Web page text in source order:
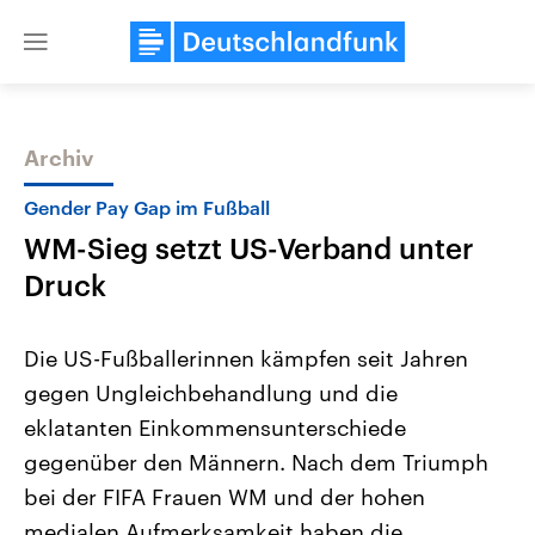
Close
Themen
Landtagswahl Sachsen-Anhalt
2026
Alle Informationen
Sachsen-Anhalt wählt am 6.
September 2026 einen neuen
Landtag. Seit 2021 wird das
Bundesland von einer Koalition aus
USA
Aktuelle Beiträge,
Hintergründe
Wirtschaftlich und
gehören die Vereinigten
den mächtigsten Ländern
mit großem Einfluss auf
Archiv
Gender Pay Gap im Fußball
WM-Sieg setzt US-Verband unter
Druck
Die US-Fußballerinnen kämpfen seit Jahren
gegen Ungleichbehandlung und die
eklatanten Einkommensunterschiede
gegenüber den Männern. Nach dem Triumph
bei der FIFA Frauen WM und der hohen